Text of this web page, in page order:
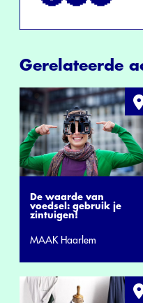
Gerelateerde
De waarde van
voedsel: gebruik je
zintuigen!
MAAK Haarlem